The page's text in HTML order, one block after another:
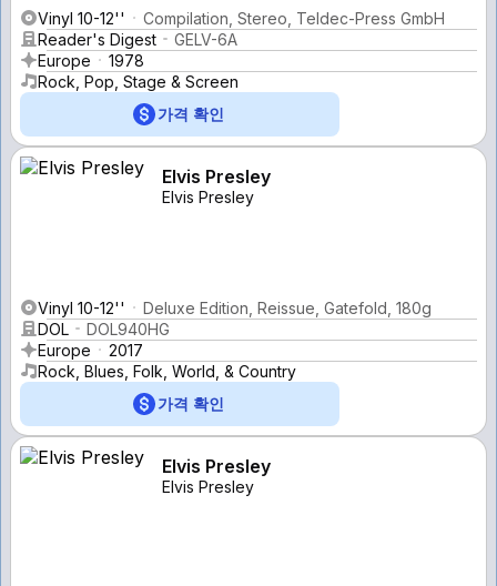
Vinyl 10-12''
Compilation, Stereo, Teldec-Press GmbH
Reader's Digest
GELV-6A
Europe
1978
Rock, Pop, Stage & Screen
가격 확인
Elvis Presley
Elvis Presley
Vinyl 10-12''
Deluxe Edition, Reissue, Gatefold, 180g
DOL
DOL940HG
Europe
2017
Rock, Blues, Folk, World, & Country
가격 확인
Elvis Presley
Elvis Presley